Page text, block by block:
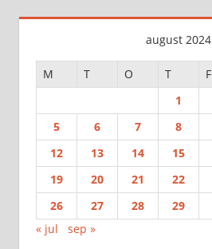
august 2024
M T O T F
1
5
6 7 8
12
13 14 15
19
20 21 22
26
27 28 29
« jul
sep »